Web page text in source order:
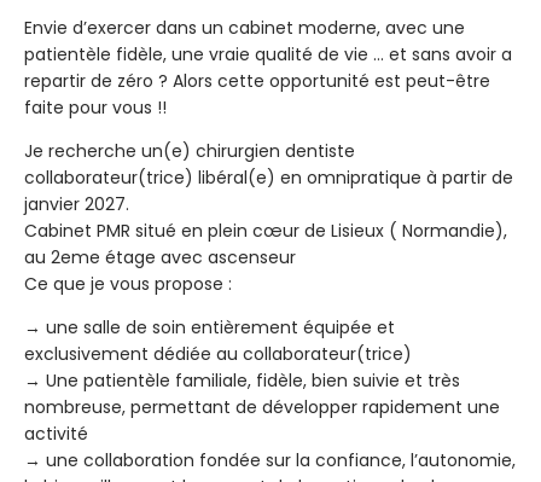
Envie d’exercer dans un cabinet moderne, avec une
patientèle fidèle, une vraie qualité de vie … et sans avoir a
repartir de zéro ? Alors cette opportunité est peut-être
faite pour vous !!
Je recherche un(e) chirurgien dentiste
collaborateur(trice) libéral(e) en omnipratique à partir de
janvier 2027.
Cabinet PMR situé en plein cœur de Lisieux ( Normandie),
au 2eme étage avec ascenseur
Ce que je vous propose :
→ une salle de soin entièrement équipée et
exclusivement dédiée au collaborateur(trice)
→ Une patientèle familiale, fidèle, bien suivie et très
nombreuse, permettant de développer rapidement une
activité
→ une collaboration fondée sur la confiance, l’autonomie,